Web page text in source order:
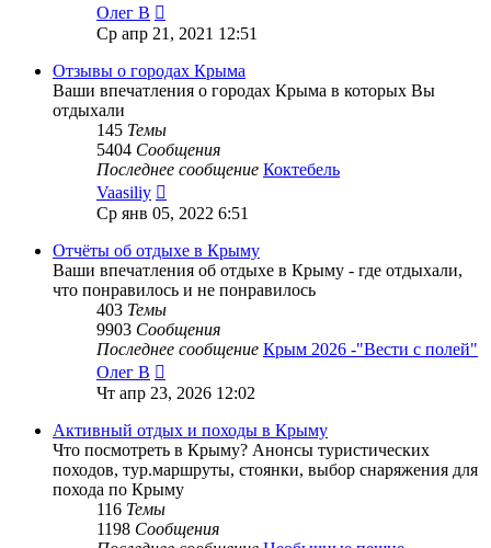
Олег В
к
последнему
сообщению
Ср апр 21, 2021 12:51
Отзывы о городах Крыма
Ваши впечатления о городах Крыма в которых Вы
отдыхали
145 Темы
5404 Сообщения
Последнее сообщение Коктебель
Vaasiliy
к
последнему
сообщению
Ср янв 05, 2022 6:51
Отчёты об отдыхе в Крыму
Ваши впечатления об отдыхе в Крыму - где отдыхали,
что понравилось и не понравилось
403 Темы
9903 Сообщения
Последнее сообщение Крым 2026 -"Вести с полей"
Олег В
к
последнему
сообщению
Чт апр 23, 2026 12:02
Активный отдых и походы в Крыму
Что посмотреть в Крыму? Анонсы туристических
походов, тур.маршруты, стоянки, выбор снаряжения для
похода по Крыму
116 Темы
1198 Сообщения